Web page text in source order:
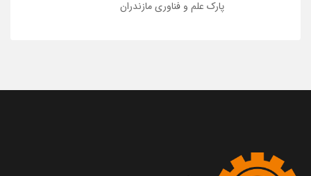
پارک علم و فناوری مازندران